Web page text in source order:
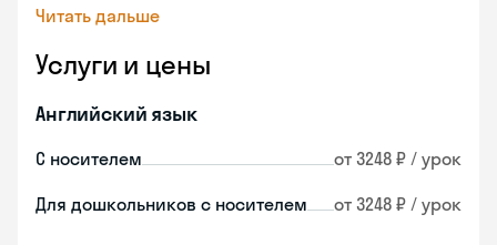
Читать дальше
Услуги и цены
Английский язык
С носителем от 3248 ₽ / урок
Для дошкольников с носителем от 3248 ₽ / урок